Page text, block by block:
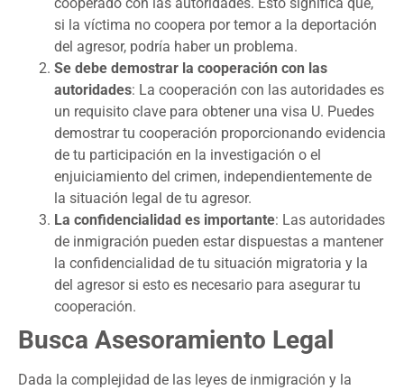
cooperado con las autoridades. Esto significa que,
si la víctima no coopera por temor a la deportación
del agresor, podría haber un problema.
Se debe demostrar la cooperación con las
autoridades: La cooperación con las autoridades es
un requisito clave para obtener una visa U. Puedes
demostrar tu cooperación proporcionando evidencia
de tu participación en la investigación o el
enjuiciamiento del crimen, independientemente de
la situación legal de tu agresor.
La confidencialidad es importante: Las autoridades
de inmigración pueden estar dispuestas a mantener
la confidencialidad de tu situación migratoria y la
del agresor si esto es necesario para asegurar tu
cooperación.
Busca Asesoramiento Legal
Dada la complejidad de las leyes de inmigración y la